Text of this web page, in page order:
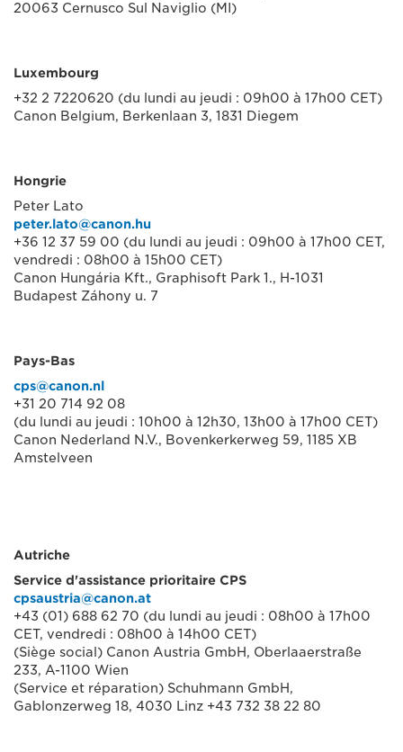
20063 Cernusco Sul Naviglio (MI)
Luxembourg
+32 2 7220620 (du lundi au jeudi : 09h00 à 17h00 CET)
Canon Belgium, Berkenlaan 3, 1831 Diegem
Hongrie
Peter Lato
peter.lato@canon.hu
+36 12 37 59 00 (du lundi au jeudi : 09h00 à 17h00 CET,
vendredi : 08h00 à 15h00 CET)
Canon Hungária Kft., Graphisoft Park 1., H-1031
Budapest Záhony u. 7
Pays-Bas
cps@canon.nl
+31 20 714 92 08
(du lundi au jeudi : 10h00 à 12h30, 13h00 à 17h00 CET)
Canon Nederland N.V., Bovenkerkerweg 59, 1185 XB
Amstelveen
Autriche
Service d'assistance prioritaire CPS
cpsaustria@canon.at
+43 (01) 688 62 70 (du lundi au jeudi : 08h00 à 17h00
CET, vendredi : 08h00 à 14h00 CET)
(Siège social) Canon Austria GmbH, Oberlaaerstraße
233, A-1100 Wien
(Service et réparation) Schuhmann GmbH,
Gablonzerweg 18, 4030 Linz +43 732 38 22 80